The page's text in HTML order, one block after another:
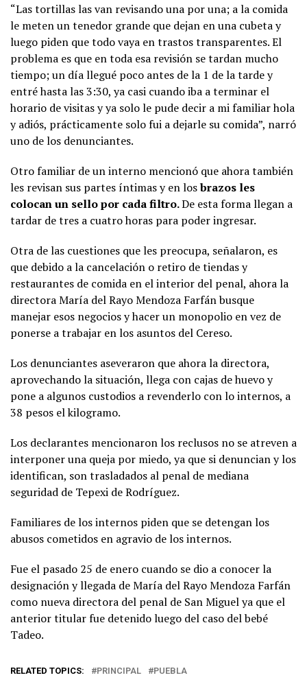
“Las tortillas las van revisando una por una; a la comida
le meten un tenedor grande que dejan en una cubeta y
luego piden que todo vaya en trastos transparentes. El
problema es que en toda esa revisión se tardan mucho
tiempo; un día llegué poco antes de la 1 de la tarde y
entré hasta las 3:30, ya casi cuando iba a terminar el
horario de visitas y ya solo le pude decir a mi familiar hola
y adiós, prácticamente solo fui a dejarle su comida”, narró
uno de los denunciantes.
Otro familiar de un interno mencionó que ahora también
les revisan sus partes íntimas y en losbrazos les
colocan un sello por cada filtro.De esta forma llegan a
tardar de tres a cuatro horas para poder ingresar.
Otra de las cuestiones que les preocupa, señalaron, es
que debido a la cancelación o retiro de tiendas y
restaurantes de comida en el interior del penal, ahora la
directora María del Rayo Mendoza Farfán busque
manejar esos negocios y hacer un monopolio en vez de
ponerse a trabajar en los asuntos del Cereso.
Los denunciantes aseveraron que ahora la directora,
aprovechando la situación, llega con cajas de huevo y
pone a algunos custodios a revenderlo con lo internos, a
38 pesos el kilogramo.
Los declarantes mencionaron los reclusos no se atreven a
interponer una queja por miedo, ya que si denuncian y los
identifican, son trasladados al penal de mediana
seguridad de Tepexi de Rodríguez.
Familiares de los internos piden que se detengan los
abusos cometidos en agravio de los internos.
Fue el pasado 25 de enero cuando se dio a conocer la
designación y llegada de María del Rayo Mendoza Farfán
como nueva directora del penal de San Miguel ya que el
anterior titular fue detenido luego del caso del bebé
Tadeo.
RELATED TOPICS: PRINCIPAL PUEBLA